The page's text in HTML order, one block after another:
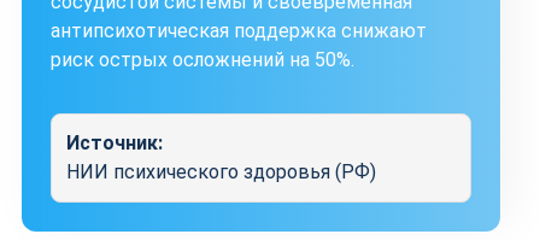
антипсихотическая поддержка снижают
риск острых осложнений на 50%.
Источник:
НИИ психического здоровья (РФ)